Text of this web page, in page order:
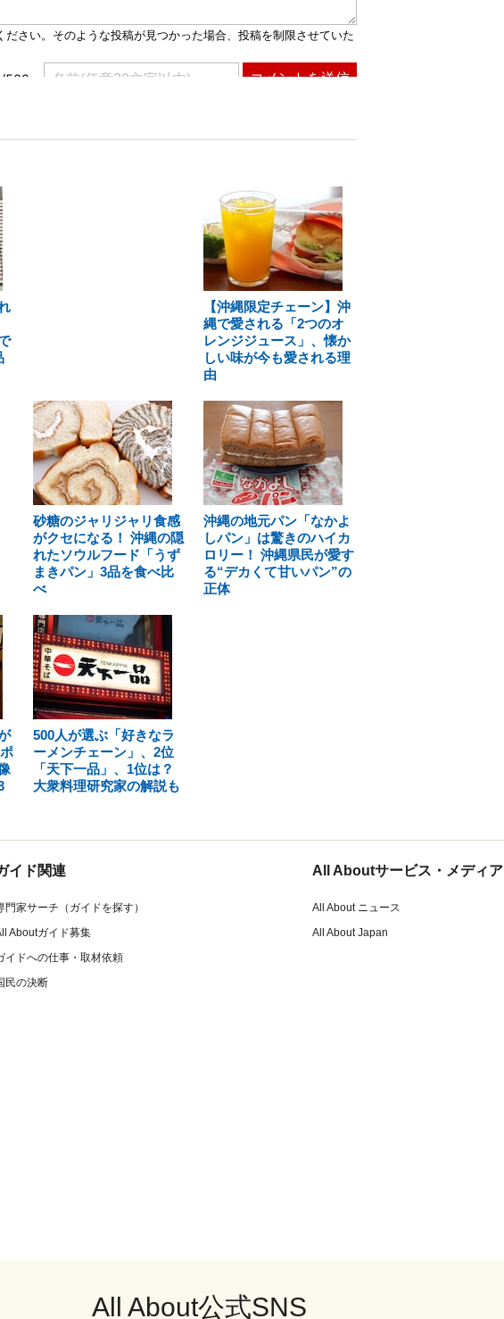
【沖縄限定チェーン】沖
縄で愛される「2つのオ
レンジジュース」、懐か
しい味が今も愛される理
由
砂糖のジャリジャリ食感
がクセになる！ 沖縄の隠
れたソウルフード「うず
まきパン」3品を食べ比
べ
沖縄の地元パン「なかよ
しパン」は驚きのハイカ
ロリー！ 沖縄県民が愛す
る“デカくて甘いパン”の
正体
500人が選ぶ「好きなラ
ーメンチェーン」、2位
「天下一品」、1位は？
大衆料理研究家の解説も
イド関連
門家サーチ（ガイドを探す）
Aboutガイド募集
イドへの仕事・取材依頼
民の決断
All Aboutサービス・メディア
All About ニュース
All About Japan
All About公式SNS